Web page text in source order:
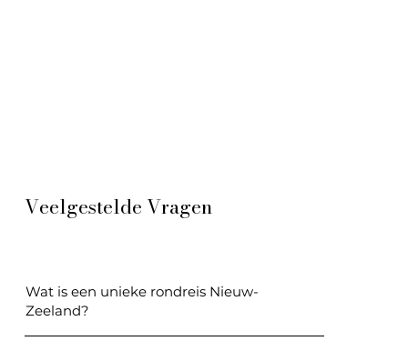
Veelgestelde Vragen
Wat is een unieke rondreis Nieuw-
Zeeland?